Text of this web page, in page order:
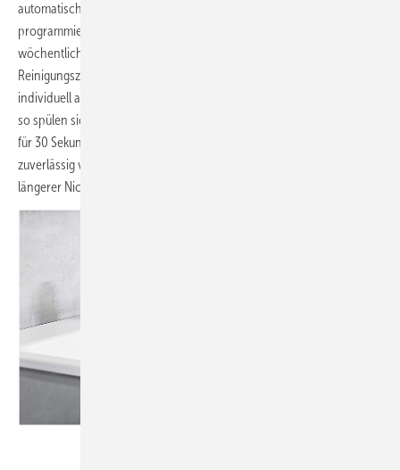
automatische Hygienespülung, sind so im Handumdrehen
programmiert. Wird die Armatur für einige Zeit nicht benutzt, kann ein
wöchentlicher Zeitplan für die automatische Spülung erstellt werden.
Reinigungszeiten, Spülintervalle und Spüldauer lassen sich dabei
individuell anpassen. Auch eine nutzerabhängige Spülung ist möglich,
so spülen sich Armatur und Leitungen beispielsweise alle 72 Stunden
für 30 Sekunden automatisch selbst. Dadurch wird eine Stagnation
zuverlässig verhindert und die Trinkwasserqualität kann auch bei
längerer Nichtnutzung des Gebäudes durchgehend gesichert werden.